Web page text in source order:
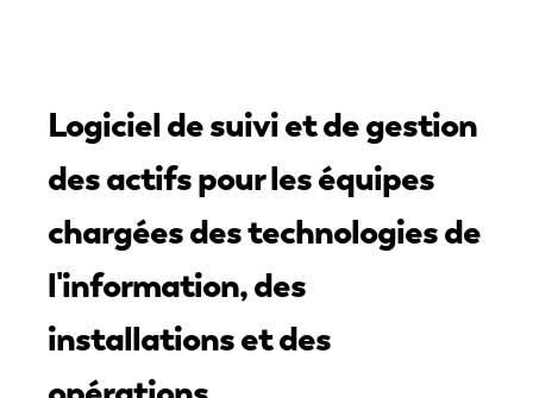
Logiciel de suivi et de gestion
des actifs pour les équipes
chargées des technologies de
l'information, des
installations et des